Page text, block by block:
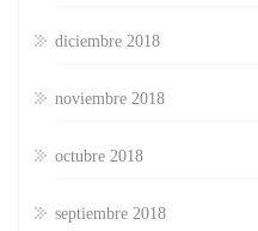
diciembre 2018
noviembre 2018
octubre 2018
septiembre 2018